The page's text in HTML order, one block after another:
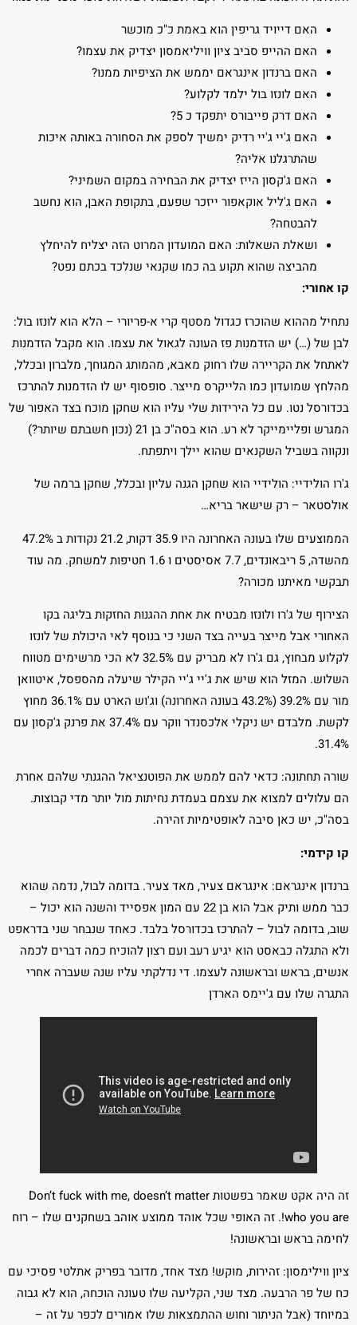
האם דייויד גריפין הוא באמת כ"כ מוכשר
האם ההייפ סביב ציון וויליאמסון יצדיק את עצמו?
האם ברנדון אינגראם יממש את הציפיות ממנו?
האם לונזו בול ילמד לקלוע?
האם דרק פייבורס יתפקד כ 5?
האם ג'יי ג'יי רדיק ימשיך לספק את הסחורה באותה איכות
שהתרגלנו אליה?
האם ג'קסון הייז יצדיק את הבחירה במקום השמיני?
האם ג'ליל אוקאפור ייזכר שפעם, בתקופת האבן, הוא נחשב
להבטחה?
ושאלת השאלות: האם המועדון המרוט הזה יצליח להיחלץ
מהביצה שהוא תקוע בה כמו שקנאי שנלכד בכתם נפט?
קו אחורי:
נתחיל מההוא שהוכרז כגדול מסטף קרי א-פריורי – הלא הוא לונזו בול:
לבן של (…) יש הזדמנות פז העונה לגאול את עצמו. הוא מקבל הזדמנות
לאתחל את הקריירה שלו רחוק מאבא, מהמותג המגוחך, מלברון ובכלל,
מהלחץ שמועדון כמו הלייקרס מייצר. סופסוף יש לו הזדמנות להתרכז
בכדורסל נטו. עם כל הירידות שלי עליו הוא שחקן מוכח בצד האפור של
המגרש ופליימייקר לא רע. הוא בסה"כ בן 21 (נכון חשבתם שיותר?)
ונקווה בשביל השקנאים שהוא יילך ויתפתח.
ג'רו הולידיי: הולידיי הוא שחקן הגנה עליון ובכלל, שחקן ברמה של
אולסטאר – רק שישאר בריא…
הממוצעים שלו בעונה האחרונה היו 35.9 דקות, 21.2 נקודות ב 47.2%
מהשדה, 5 ריבאונדים, 7.7 אסיסטים ו 1.6 חטיפות למשחק. מה עוד
תבקשי מאיתנו מכורה?
הצירוף של ג'רו ולונזו מבטיח את אחת ההגנות החזקות בליגה בקו
האחורי אבל מייצר בעייה בצד השני כי בנוסף לאי היכולת של לונזו
לקלוע מבחוץ, גם ג'רו לא מבריק עם 32.5% לא הכי מרשימים מטווח
השלוש. המזל הוא שיש את ג'יי ג'יי הקילר שיעלה מהספסל, איטוואן
מור עם 39.2% (43.2% בעונה האחרונה) וג'וש הארט עם 36.1% מחוץ
לקשת. מלבדם יש ניקלי אלכסנדר ווקר עם 37.4% את פרנק ג'קסון עם
31.4%.
שורה תחתונה: כדאי להם לממש את הפוטנציאל ההגנתי שלהם אחרת
הם עלולים למצוא את עצמם בעמדת נחיתות מול יותר מדי קבוצות.
בסה"כ, יש כאן סיבה לאופטימיות זהירה.
קו קידמי:
ברנדון אינגראם: אינגראם צעיר, מאד צעיר. בדומה לבול, נדמה שהוא
כבר ממש ותיק אבל הוא בן 22 עם המון אפסייד והשנה הוא יכול –
שוב, בדומה לבול – להתרכז בכדורסל בלבד. כאחד שנבחר שני בדראפט
ולא התגלה כבאסט הוא יגיע רעב ועם רצון להוכיח כמה דברים לכמה
אנשים, בראש ובראשונה לעצמו. די נדלקתי עליו שנה שעברה אחרי
התגרה שלו עם ג'יימס הארדן
זה היה אקט שאמר בפשטות Don’t fuck with me, doesn’t matter
who you are!. זה האופי שכל אוהד ממוצע אוהב בשחקנים שלו – רוח
לחימה בראש ובראשונה!
ציון ווילימסון: זהירות, מוקש! מצד אחד, מדובר בפריק אתלטי פסיכי עם
כח של פר הרבעה. מצד שני, הקליעה שלו טעונה הוכחה, הוא לא גבוה
במיוחד (אבל הניתור וחוש ההתמצאות שלו אמורים לכפר על זה –